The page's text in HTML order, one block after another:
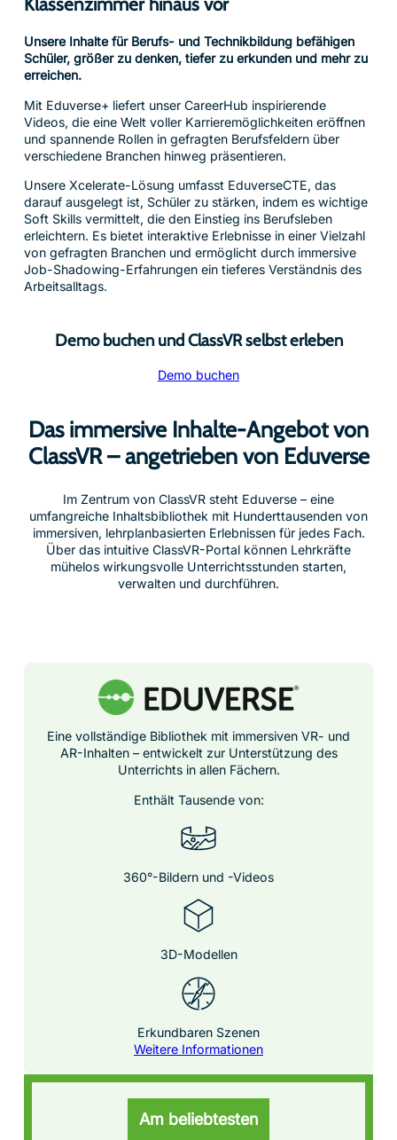
Unsere Inhalte für Berufs- und Technikbildung befähigen
Schüler, größer zu denken, tiefer zu erkunden und mehr zu
erreichen.
Mit Eduverse+ liefert unser CareerHub inspirierende
Videos, die eine Welt voller Karrieremöglichkeiten eröffnen
und spannende Rollen in gefragten Berufsfeldern über
verschiedene Branchen hinweg präsentieren.
Unsere Xcelerate-Lösung umfasst EduverseCTE, das
darauf ausgelegt ist, Schüler zu stärken, indem es wichtige
Soft Skills vermittelt, die den Einstieg ins Berufsleben
erleichtern. Es bietet interaktive Erlebnisse in einer Vielzahl
von gefragten Branchen und ermöglicht durch immersive
Job-Shadowing-Erfahrungen ein tieferes Verständnis des
Arbeitsalltags.
Demo buchen und ClassVR selbst erleben
Demo buchen
Das immersive Inhalte-Angebot von
ClassVR – angetrieben von Eduverse
Im Zentrum von ClassVR steht Eduverse – eine
umfangreiche Inhaltsbibliothek mit Hunderttausenden von
immersiven, lehrplanbasierten Erlebnissen für jedes Fach.
Über das intuitive ClassVR-Portal können Lehrkräfte
mühelos wirkungsvolle Unterrichtsstunden starten,
verwalten und durchführen.
Eine vollständige Bibliothek mit immersiven VR- und
AR-Inhalten – entwickelt zur Unterstützung des
Unterrichts in allen Fächern.
Enthält Tausende von:
360°-Bildern und -Videos
3D-Modellen
Erkundbaren Szenen
Weitere Informationen
Am beliebtesten